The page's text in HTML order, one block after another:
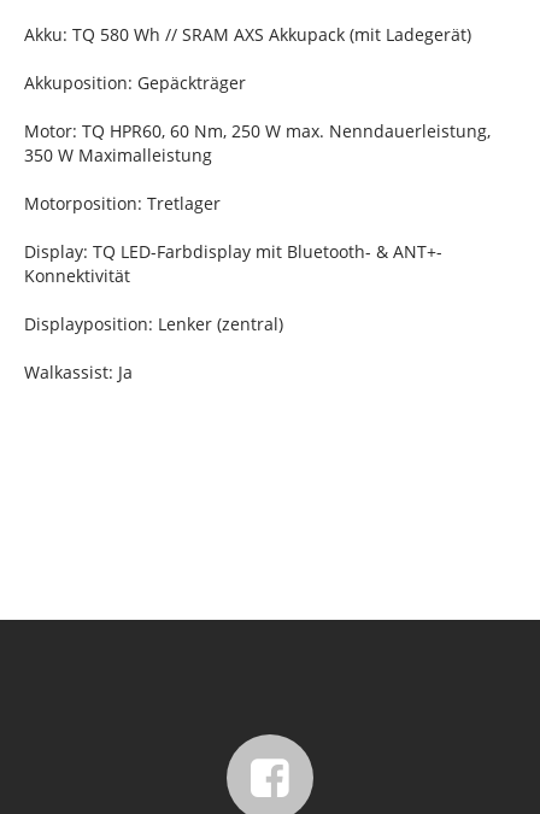
Akku: TQ 580 Wh // SRAM AXS Akkupack (mit Ladegerät)
Akkuposition: Gepäckträger
Motor: TQ HPR60, 60 Nm, 250 W max. Nenndauerleistung,
350 W Maximalleistung
Motorposition: Tretlager
Display: TQ LED-Farbdisplay mit Bluetooth- & ANT+-
Konnektivität
Displayposition: Lenker (zentral)
Walkassist: Ja